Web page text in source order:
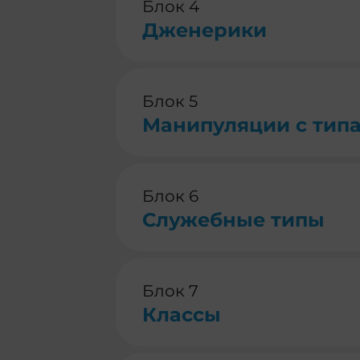
Блок 4
Дженерики
Блок 5
Манипуляции с
Блок 6
Служебные типы
Блок 7
Классы